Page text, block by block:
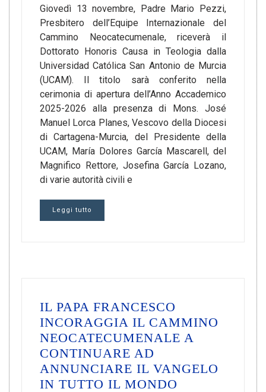
Giovedì 13 novembre, Padre Mario Pezzi,
Presbitero dell’Equipe Internazionale del
Cammino Neocatecumenale, riceverà il
Dottorato Honoris Causa in Teologia dalla
Universidad Católica San Antonio de Murcia
(UCAM). Il titolo sarà conferito nella
cerimonia di apertura dell’Anno Accademico
2025-2026 alla presenza di Mons. José
Manuel Lorca Planes, Vescovo della Diocesi
di Cartagena-Murcia, del Presidente della
UCAM, María Dolores García Mascarell, del
Magnifico Rettore, Josefina García Lozano,
di varie autorità civili e
Leggi tutto
IL PAPA FRANCESCO
INCORAGGIA IL CAMMINO
NEOCATECUMENALE A
CONTINUARE AD
ANNUNCIARE IL VANGELO
IN TUTTO IL MONDO